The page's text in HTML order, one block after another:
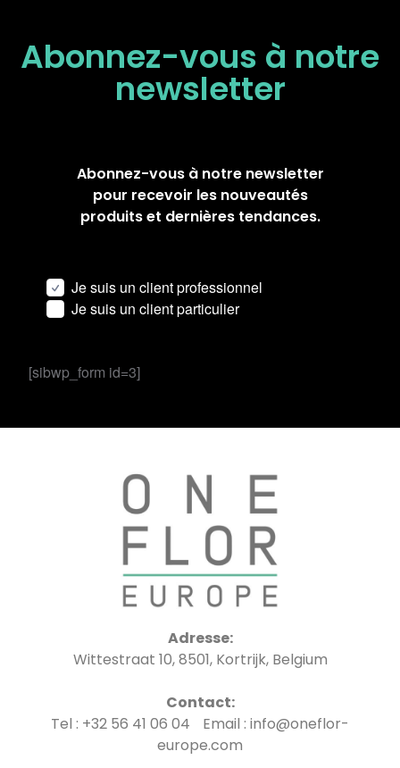
Abonnez-vous à notre
newsletter
Abonnez-vous à notre newsletter
pour recevoir les nouveautés
produits et dernières tendances.
Je suis un client professionnel
Je suis un client particulier
[sibwp_form id=3]
Adresse:
Wittestraat 10, 8501, Kortrijk, Belgium
Contact:
Tel : +32 56 41 06 04 Email : info@oneflor-
europe.com